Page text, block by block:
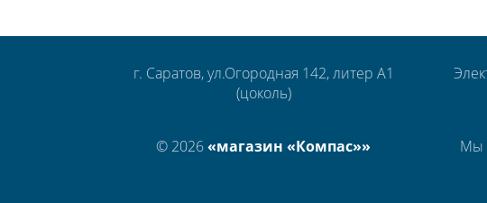
г. Саратов, ул.Огородная 142, литер А1
(цоколь)
© 2026«магазин «Компас»» Мы